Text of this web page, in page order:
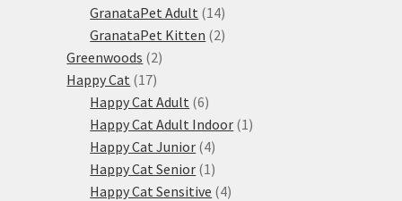
produktů
GranataPet Adult 1414
produktů
GranataPet Kitten 22
Greenwoods 22
Happy Cat 1717
produktů
Happy Cat Adult 66
produktů
Happy Cat Adult Indoor 1 1
Happy Cat Junior 44
produkty
Happy Cat Senior 1 1
produkt
Happy Cat Sensitive 44